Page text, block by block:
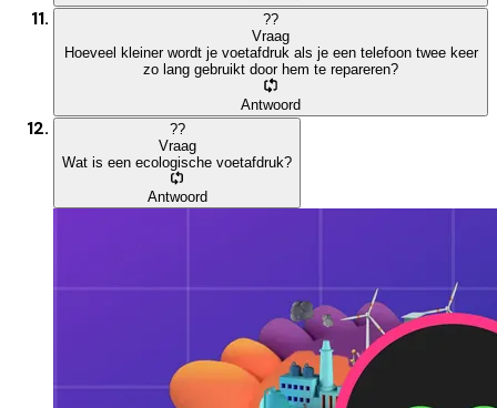
??
Vraag
Hoeveel kleiner wordt je voetafdruk als je een telefoon twee keer
zo lang gebruikt door hem te repareren?
Antwoord
??
Vraag
Wat is een ecologische voetafdruk?
Antwoord